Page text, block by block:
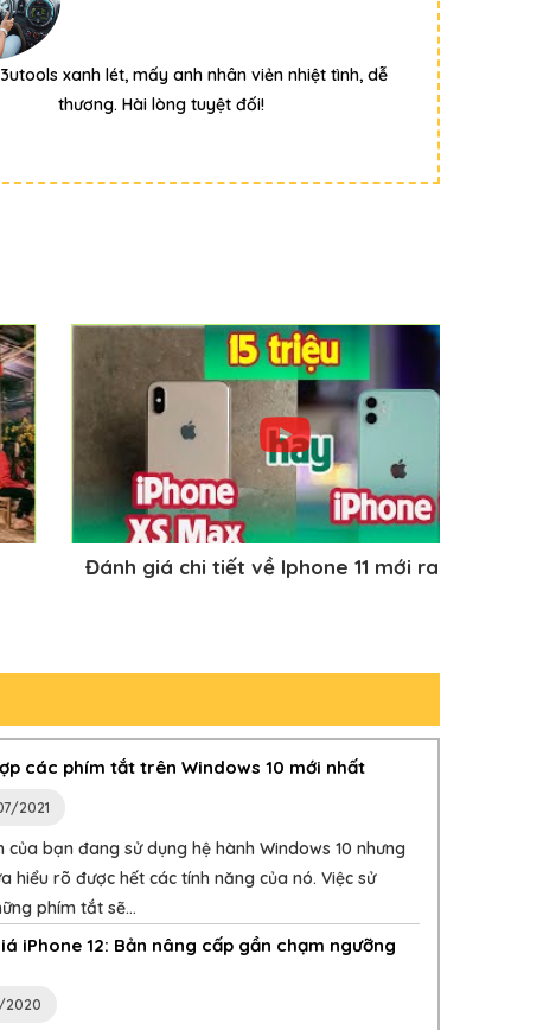
xanh lét, mấy anh nhân viẻn nhiệt tình, dễ
thương. Hài lòng tuyệt đối!
Đánh giá chi tiết về Iphone 11 mới ra mắt
các phím tắt trên Windows 10 mới nhất
2021
của bạn đang sử dụng hệ hành Windows 10 nhưng
hiểu rõ được hết các tính năng của nó. Việc sử
phím tắt sẽ...
iPhone 12: Bản nâng cấp gần chạm ngưỡng
2020